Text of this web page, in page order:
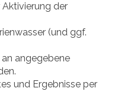
der
(und ggf.
angegebene
und Ergebnisse per